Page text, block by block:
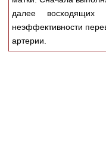
Обратная связь
Добавить материал
FAQ
далее восходящих
неэффективности
артерии.